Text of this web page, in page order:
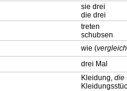
sie drei
die drei
treten
schubsen
wie (
drei Mal
Kleidung, die